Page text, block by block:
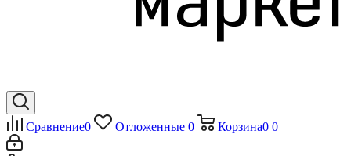
Сравнение0 Отложенные 0 Корзина0 0